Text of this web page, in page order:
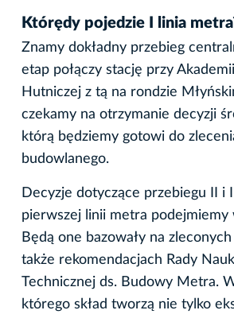
Którędy pojedzie I linia
Znamy dokładny przebieg
etap połączy stację przy
Hutniczej z tą na rondzie
czekamy na otrzymanie decyzji
którą będziemy gotowi do
budowlanego.
Decyzje dotyczące przebiegu II i
pierwszej linii metra podejmiemy
Będą one bazowały na
także rekomendacjach Rady
Technicznej ds. Budowy Metra.
którego skład tworzą nie tylko